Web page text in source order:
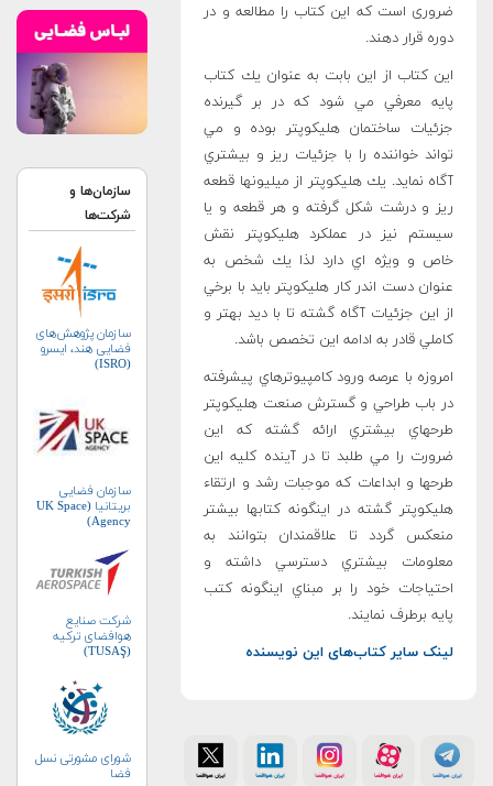
ضروری است که این کتاب را مطالعه و در
دوره قرار دهند.
اين كتاب از اين بابت به عنوان يك كتاب
پايه معرفي مي شود كه در بر گيرنده
جزئيات ساختمان هليكوپتر بوده و مي
تواند خواننده را با جزئيات ريز و بيشتري
آگاه نمايد. يك هليكوپتر از ميليونها قطعه
ريز و درشت شكل گرفته و هر قطعه و يا
سيستم نيز در عملكرد هليكوپتر نقش
خاص و ويژه اي دارد لذا يك شخص به
عنوان دست اندر كار هليكوپتر بايد با برخي
از اين جزئيات آگاه گشته تا با ديد بهتر و
كاملي قادر به ادامه اين تخصص باشد.
امروزه با عرصه ورود كامپيوترهاي پيشرفته
در باب طراحي و گسترش صنعت هليكوپتر
طرحهاي بيشتري ارائه گشته كه اين
ضرورت را مي طلبد تا در آينده كليه اين
طرحها و ابداعات كه موجبات رشد و ارتقاء
هليكوپتر گشته در اينگونه كتابها بيشتر
منعكس گردد تا علاقمندان بتوانند به
معلومات بيشتري دسترسي داشته و
احتياجات خود را بر مبناي اينگونه كتب
پايه برطرف نمايند.
لینک سایر کتاب‌های این نویسنده
سازمان‌ها و
شرکت‌ها
سازمان پژوهش‌های
فضایی هند، ایسرو
(ISRO)
سازمان فضایی
بریتانیا (UK Space
Agency)
شرکت صنایع
هوافضای ترکیه
(TUSAŞ)
شورای مشورتی نسل
فضا